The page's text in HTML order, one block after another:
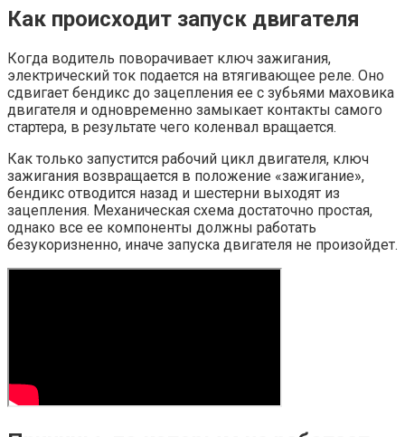
Как происходит запуск двигателя
Когда водитель поворачивает ключ зажигания,
электрический ток подается на втягивающее реле. Оно
сдвигает бендикс до зацепления ее с зубьями маховика
двигателя и одновременно замыкает контакты самого
стартера, в результате чего коленвал вращается.
Как только запустится рабочий цикл двигателя, ключ
зажигания возвращается в положение «зажигание»,
бендикс отводится назад и шестерни выходят из
зацепления. Механическая схема достаточно простая,
однако все ее компоненты должны работать
безукоризненно, иначе запуска двигателя не произойдет.